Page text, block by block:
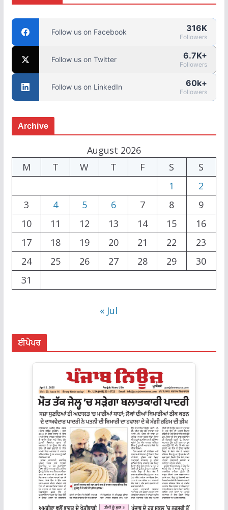
Follow us on Facebook 316K
Followers
Follow us on Twitter 6.7K+
Followers
Follow us on LinkedIn 60k+
Followers
Archive
August 2026
M
T W T F S
S
1
2
3
4 5 6 7 8
9
10
11 12 13 14 15
16
17
18 19 20 21 22
23
24
25 26 27 28 29
30
31
« Jul
ਈਪੇਪਰ